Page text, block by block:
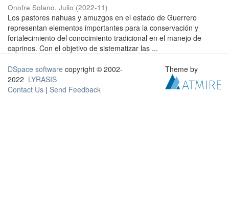
Onofre Solano, Julio (2022-11)
Los pastores nahuas y amuzgos en el estado de Guerrero
representan elementos importantes para la conservación y
fortalecimiento del conocimiento tradicional en el manejo de
caprinos. Con el objetivo de sistematizar las ...
DSpace software copyright © 2002-
2022 LYRASIS
Contact Us | Send Feedback
Theme by